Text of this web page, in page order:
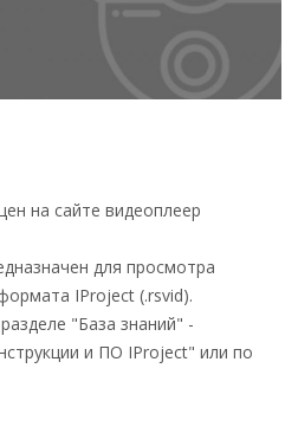
на сайте видеоплеер
для просмотра
IProject (.rsvid).
"База знаний" -
и ПО IProject" или по